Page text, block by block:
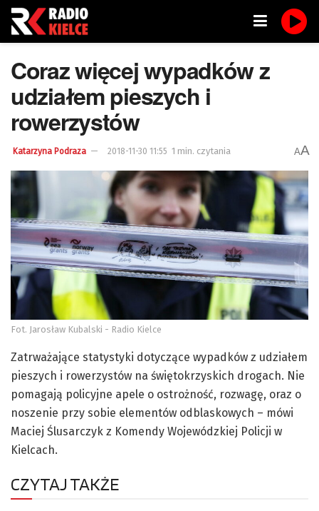
Coraz więcej wypadków z
udziałem pieszych i
rowerzystów
Katarzyna Podraza 2018-11-30 11:55 1 min. czytania AA
Fot. Jarosław Kubalski - Radio Kielce
Zatrważające statystyki dotyczące wypadków z udziałem
pieszych i rowerzystów na świętokrzyskich drogach. Nie
pomagają policyjne apele o ostrożność, rozwagę, oraz o
noszenie przy sobie elementów odblaskowych – mówi
Maciej Ślusarczyk z Komendy Wojewódzkiej Policji w
Kielcach.
CZYTAJ TAKŻE